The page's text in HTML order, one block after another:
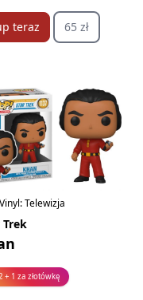
teraz 65 zł
Telewizja
Trek
+ 1 za złotówkę